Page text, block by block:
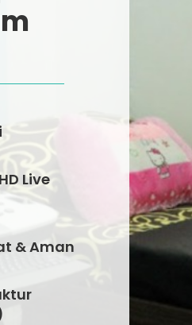
Live
& Aman